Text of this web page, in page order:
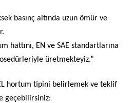
basınç altında uzun ömür ve
hattını, EN ve SAE standartlarına
üretmekteyiz.”
hortum tipini belirlemek ve teklif
geçebilirsiniz: